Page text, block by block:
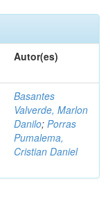
Autor(es)
Basantes
Valverde, Marlon
Danilo; Porras
Pumalema,
Cristian Daniel